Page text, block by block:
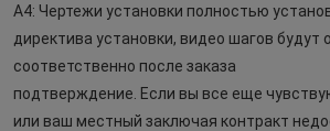
A4: Чертежи установки полностью
директива установки, видео шагов будут
соответственно после заказа
подтверждение. Если вы все еще
или ваш местный заключая контракт